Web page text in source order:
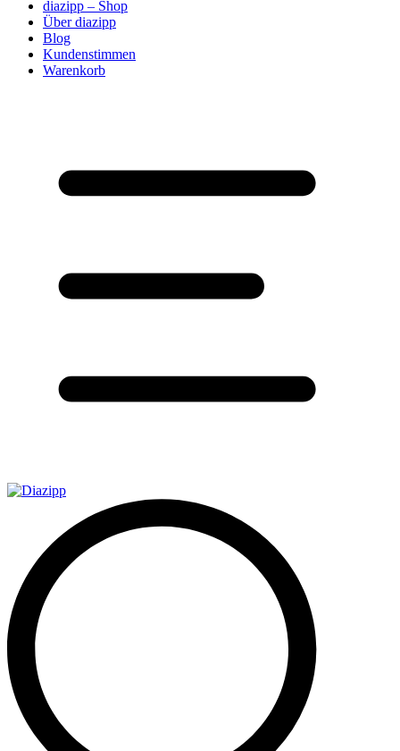
diazipp – Shop
Über diazipp
Blog
Kundenstimmen
Warenkorb